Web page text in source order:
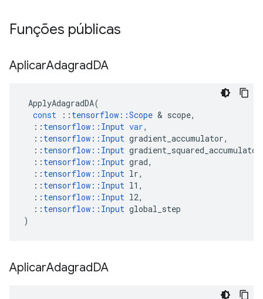
Funções públicas
AplicarAdagradDA
ApplyAdagradDA(
const
:: tensorflow ::Scope & scope,
:: tensorflow :: Input var,
:: tensorflow :: Input gradient_accumulator,
:: tensorflow :: Input gradient_squared_accumulator
:: tensorflow :: Input grad,
:: tensorflow :: Input lr,
:: tensorflow :: Input l1 ,
:: tensorflow :: Input l2,
:: tensorflow :: Input global_step
)
AplicarAdagradDA